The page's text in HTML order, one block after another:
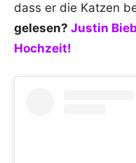
dass er die Katzen
gelesen? Justin
Hochzeit!